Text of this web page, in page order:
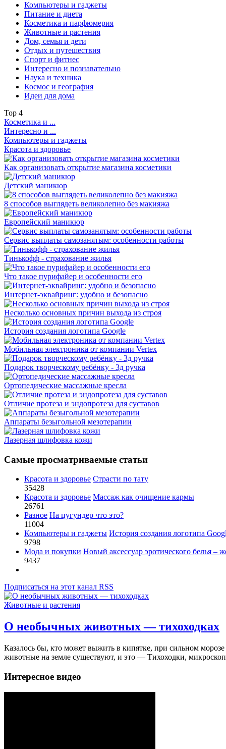
Компьютеры и гаджеты
Питание и диета
Косметика и парфюмерия
Животные и растения
Дом, семья и дети
Отдых и путешествия
Спорт и фитнес
Интересно и познавательно
Наука и техника
Космос и география
Идеи для дома
Top 4
Косметика и ...
Интересно и ...
Компьютеры и гаджеты
Красота и здоровье
Как организовать открытие магазина косметики
Детский маникюр
8 способов выглядеть великолепно без макияжа
Европейский маникюр
Сервис выплаты самозанятым: особенности работы
Тинькофф - страхование жилья
Что такое пурифайер и особенности его
Интернет-эквайринг: удобно и безопасно
Несколько основных причин выхода из строя
История создания логотипа Google
Мобильная электроника от компании Vertex
Подарок творческому ребёнку - 3д ручка
Ортопедические массажные кресла
Отличие протеза и эндопротеза для суставов
Аппараты безыгольной мезотерапии
Лазерная шлифовка кожи
Самые просматриваемые статьи
Красота и здоровье Страсти по тату
35428
Красота и здоровье Массаж как очищение кармы
26761
Разное На цугундер что это?
11004
Компьютеры и гаджеты История создания логотипа
9798
Мода и покупки Новый аксессуар эротического белья –
9437
Подписаться на этот канал RSS
Животные и растения
О необычных животных — тихоходках
Казалось бы, кто может выжить в кипятке, при сильном
животные на земле существуют, и это — Тихоходки,
Интересное видео